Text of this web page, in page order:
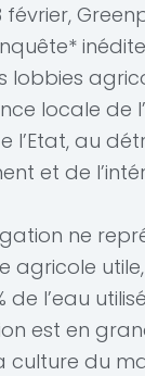
février,
lobbies
locale de
l’Etat, au
et de
ne
agricole
de l’eau
est en
culture du